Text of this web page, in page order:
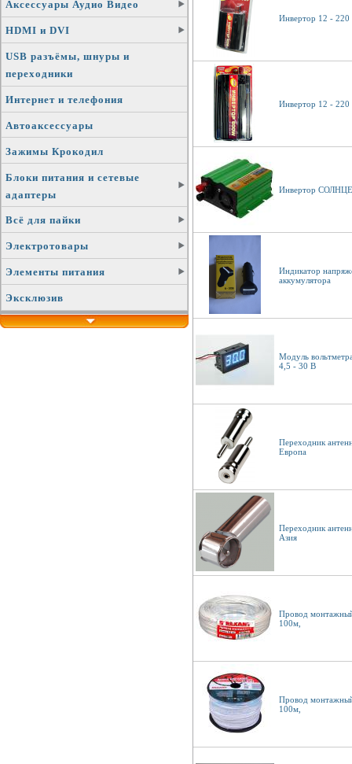
Аксессуары Аудио Видео
HDMI и DVI
USB разъёмы, шнуры и
переходники
Интернет и телефония
Автоаксессуары
Зажимы Крокодил
Блоки питания и сетевые
адаптеры
Всё для пайки
Электротовары
Элементы питания
Эксклюзив
Инвертор 12 -
Инвертор 12 -
Инвертор
Индикатор
аккумулятора
Модуль
4,5 - 30 В
Переходник
Европа
Переходник
Азия
Провод
100м,
Провод
100м,